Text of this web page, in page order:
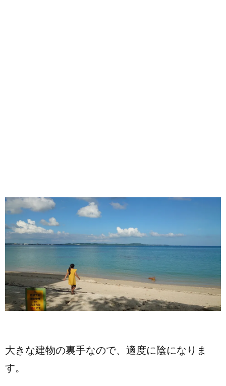
大きな建物の裏手なので、適度に陰になりま
す。